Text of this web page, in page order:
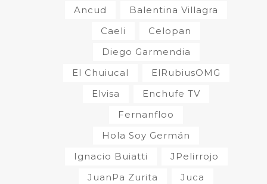
Ancud
Balentina Villagra
Caeli
Celopan
Diego Garmendia
El Chuiucal
ElRubiusOMG
Elvisa
Enchufe TV
Fernanfloo
Hola Soy Germán
Ignacio Buiatti
JPelirrojo
JuanPa Zurita
Juca